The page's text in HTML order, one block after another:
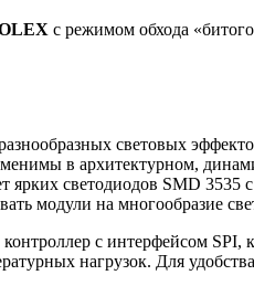
с режимом обхода
световых
в архитектурном,
светодиодов SMD
модули на многообразие
с интерфейсом
нагрузок. Для